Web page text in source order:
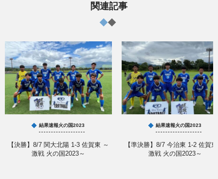
関連記事
結果速報火の国2023
【決勝】8/7 関大北陽 1-3 佐賀東 ～
激戦 火の国2023～
結果速報火の国2023
【準決勝】8/7 今治東 1-2 佐賀
激戦 火の国2023～